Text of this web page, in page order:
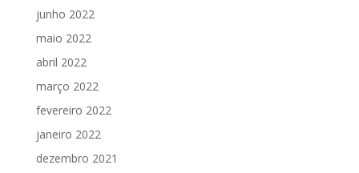
junho 2022
maio 2022
abril 2022
março 2022
fevereiro 2022
janeiro 2022
dezembro 2021